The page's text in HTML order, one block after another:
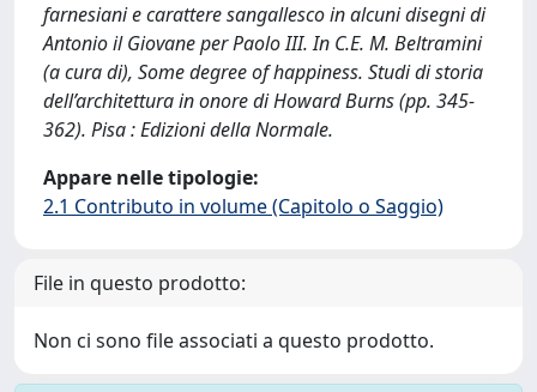
farnesiani e carattere sangallesco in alcuni disegni di
Antonio il Giovane per Paolo III. In C.E. M. Beltramini
(a cura di), Some degree of happiness. Studi di storia
dell’architettura in onore di Howard Burns (pp. 345-
362). Pisa : Edizioni della Normale.
Appare nelle tipologie:
2.1 Contributo in volume (Capitolo o Saggio)
File in questo prodotto:
Non ci sono file associati a questo prodotto.